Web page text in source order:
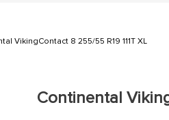
VikingContact 8 255/55 R19 111T XL
Continental